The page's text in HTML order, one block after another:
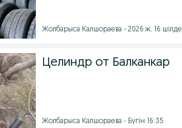
Жолбарыса Калшораева - 2026 ж. 16 шілде
Целиндр от Балканкар
Жолбарыса Калшораева - Бүгін 16:35